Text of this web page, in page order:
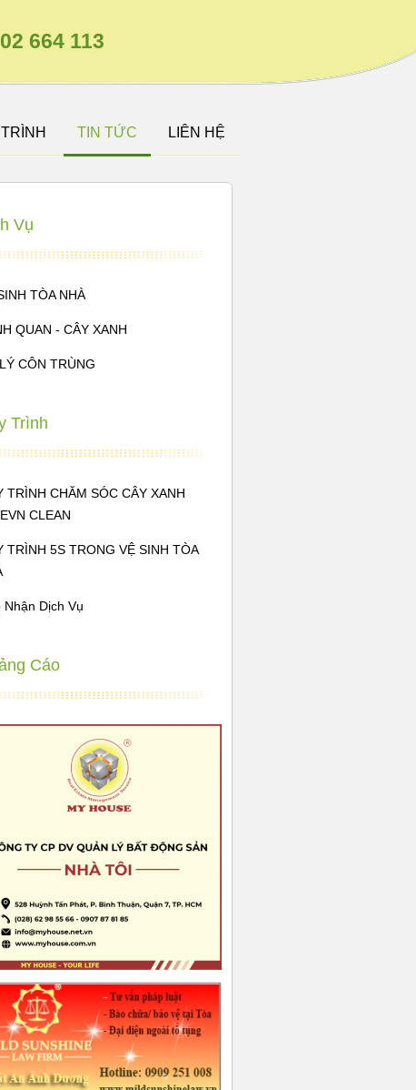
664 113
TIN TỨC LIÊN HỆ
Vụ
TÒA NHÀ
QUAN - CÂY XANH
CÔN TRÙNG
Trình
TRÌNH CHĂM SÓC CÂY XANH
CLEAN
TRÌNH 5S TRONG VỆ SINH TÒA
Nhận Dịch Vụ
Cáo